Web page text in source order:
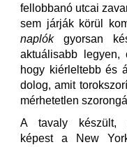
fellobbanó utcai
sem járják körül
naplókgyorsan
aktuálisabb legyen,
hogy kiérleltebb és
dolog, amit
mérhetetlen
A tavaly készült,
képest a New